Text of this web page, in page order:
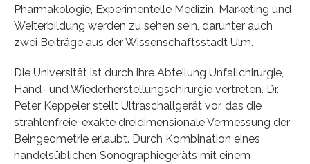
Pharmakologie, Experimentelle Medizin, Marketing und
Weiterbildung werden zu sehen sein, darunter auch
zwei Beiträge aus der Wissenschaftsstadt Ulm.
Die Universität ist durch ihre Abteilung Unfallchirurgie,
Hand- und Wiederherstellungschirurgie vertreten. Dr.
Peter Keppeler stellt Ultraschallgerät vor, das die
strahlenfreie, exakte dreidimensionale Vermessung der
Beingeometrie erlaubt. Durch Kombination eines
handelsüblichen Sonographiegeräts mit einem